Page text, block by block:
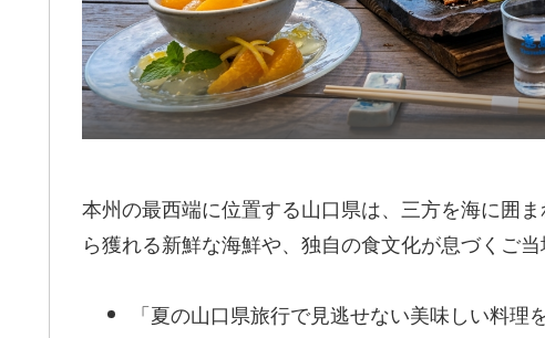
本州の最西端に位置する山口県は、三方を海に囲
ら獲れる新鮮な海鮮や、独自の食文化が息づくご当
「夏の山口県旅行で見逃せない美味しい料理